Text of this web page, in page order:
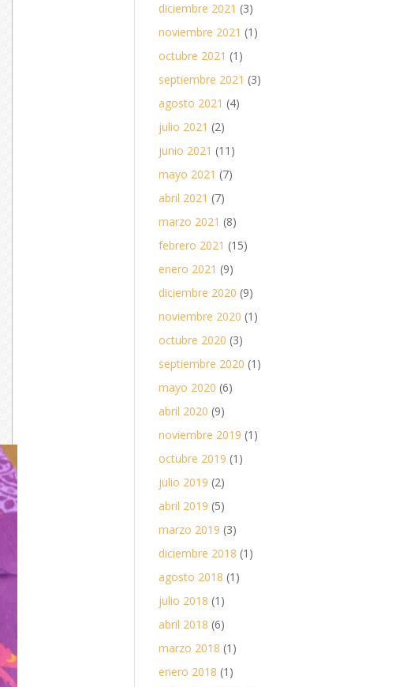
diciembre 2021 (3)
noviembre 2021 (1)
octubre 2021 (1)
septiembre 2021 (3)
agosto 2021 (4)
julio 2021 (2)
junio 2021 (11)
mayo 2021 (7)
abril 2021 (7)
marzo 2021 (8)
febrero 2021 (15)
enero 2021 (9)
diciembre 2020 (9)
noviembre 2020 (1)
octubre 2020 (3)
septiembre 2020 (1)
mayo 2020 (6)
abril 2020 (9)
noviembre 2019 (1)
octubre 2019 (1)
julio 2019 (2)
abril 2019 (5)
marzo 2019 (3)
diciembre 2018 (1)
agosto 2018 (1)
julio 2018 (1)
abril 2018 (6)
marzo 2018 (1)
enero 2018 (1)